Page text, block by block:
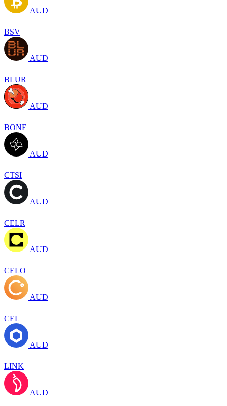
AUD
BSV
AUD
BLUR
AUD
BONE
AUD
CTSI
AUD
CELR
AUD
CELO
AUD
CEL
AUD
LINK
AUD